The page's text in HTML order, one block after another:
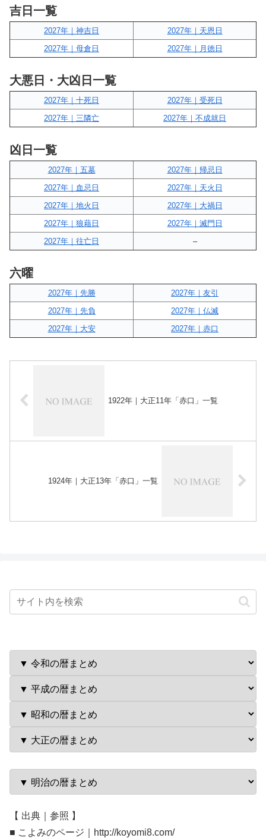
吉日一覧
2027年｜神吉日
2027年｜天恩日
2027年｜母倉日
2027年｜月徳日
大悪日・大凶日一覧
2027年｜十死日
2027年｜受死日
2027年｜三隣亡
2027年｜不成就日
凶日一覧
2027年｜五墓
2027年｜帰忌日
2027年｜血忌日
2027年｜天火日
2027年｜地火日
2027年｜大禍日
2027年｜狼藉日
2027年｜滅門日
2027年｜往亡日
–
六曜
2027年｜先勝
2027年｜友引
2027年｜先負
2027年｜仏滅
2027年｜大安
2027年｜赤口
1922年｜大正11年「赤口」一覧
1924年｜大正13年「赤口」一覧
【 出典｜参照 】
■ こよみのページ｜http://koyomi8.com/